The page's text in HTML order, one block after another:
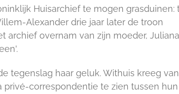
Huisarchief te mogen grasduinen:
Alexander drie jaar later de troon
archief overnam van zijn moeder,
tegenslag haar geluk. Withuis kreeg van
correspondentie te zien tussen hun